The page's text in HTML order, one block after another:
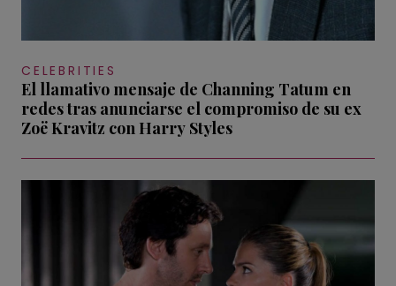
CELEBRITIES
El llamativo mensaje de Channing Tatum en
redes tras anunciarse el compromiso de su ex
Zoë Kravitz con Harry Styles